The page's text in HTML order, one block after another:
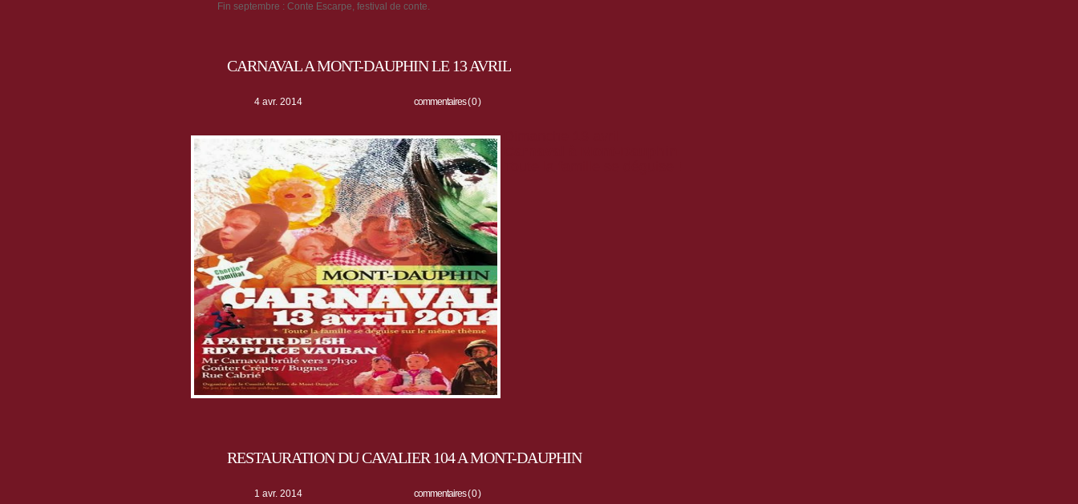
Fin septembre : Conte Escarpe, festival de conte.
CARNAVAL A MONT-DAUPHIN LE 13 AVRIL
4 avr. 2014 commentaires ( 0 )
RESTAURATION DU CAVALIER 104 A MONT-DAUPHIN
1 avr. 2014 commentaires ( 0 )